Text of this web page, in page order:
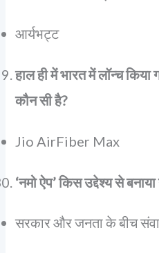
आर्यभट्ट
हाल ही में भारत में लॉन्च
कौन सी है?
Jio AirFiber Max
‘नमो ऐप’ किस उद्देश्य से
सरकार और जनता के बीच